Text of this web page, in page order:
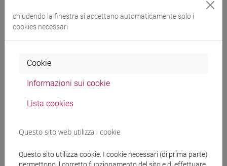
chiudendo la finestra si accettano automaticamente solo i
cookies necessari
Cookie
Informazioni sui cookie
Lista cookies
Questo sito web utilizza i cookie
Questo sito utilizza cookie. I cookie necessari (di prima parte)